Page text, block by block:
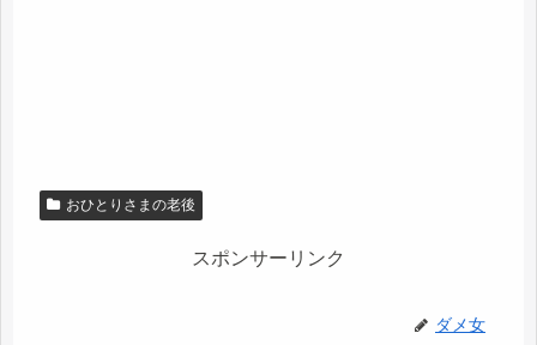
おひとりさまの老後
スポンサーリンク
ダメ女